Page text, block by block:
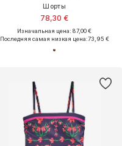
Шорты
78,30 €
Изначальная цена: 87,00 €
Последняя самая низкая цена:73,95 €